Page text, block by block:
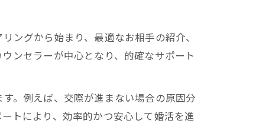
ングから始まり、最適なお相手の紹介、
ンセラーが中心となり、的確なサポート
。例えば、交際が進まない場合の原因分
トにより、効率的かつ安心して婚活を進